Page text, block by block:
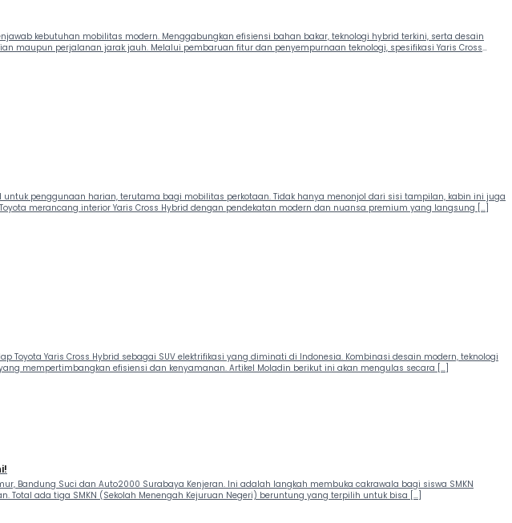
kebutuhan mobilitas modern. Menggabungkan efisiensi bahan bakar, teknologi hybrid terkini, serta desain
maupun perjalanan jarak jauh. Melalui pembaruan fitur dan penyempurnaan teknologi, spesifikasi Yaris Cross
penggunaan harian, terutama bagi mobilitas perkotaan. Tidak hanya menonjol dari sisi tampilan, kabin ini juga
merancang interior Yaris Cross Hybrid dengan pendekatan modern dan nuansa premium yang langsung […]
Yaris Cross Hybrid sebagai SUV elektrifikasi yang diminati di Indonesia. Kombinasi desain modern, teknologi
mempertimbangkan efisiensi dan kenyamanan. Artikel Moladin berikut ini akan mengulas secara […]
Bandung Suci dan Auto2000 Surabaya Kenjeran. Ini adalah langkah membuka cakrawala bagi siswa SMKN
ada tiga SMKN (Sekolah Menengah Kejuruan Negeri) beruntung yang terpilih untuk bisa […]